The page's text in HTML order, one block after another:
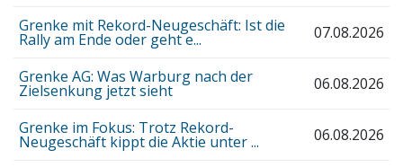
Grenke mit Rekord-Neugeschäft: Ist die
Rally am Ende oder geht e... 07.08.2026
Grenke AG: Was Warburg nach der
Zielsenkung jetzt sieht 06.08.2026
Grenke im Fokus: Trotz Rekord-
Neugeschäft kippt die Aktie unter ... 06.08.2026